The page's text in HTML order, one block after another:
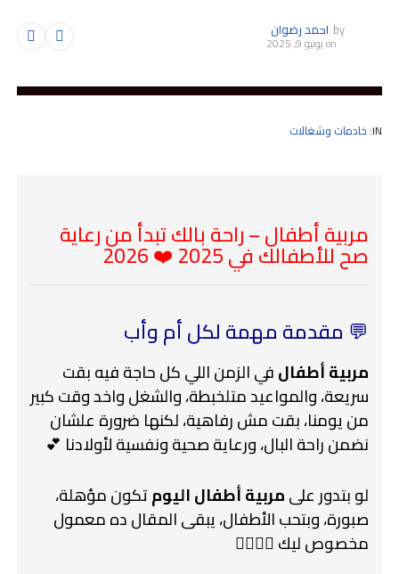
by احمد رضوان
onيونيو 9, 2025
IN: خادمات وشغالات
مربية أطفال – راحة بالك تبدأ من رعاية
صح للأطفالك في 2025 ❤️ 2026
💬 مقدمة مهمة لكل أم وأب
مربية أطفالفي الزمن اللي كل حاجة فيه بقت
سريعة، والمواعيد متلخبطة، والشغل واخد وقت كبير
من يومنا، بقت مش رفاهية، لكنها ضرورة علشان
نضمن راحة البال، ورعاية صحية ونفسية لأولادنا 💕
لو بتدور علىمربية أطفال اليومتكون مؤهلة،
صبورة، وبتحب الأطفال، يبقى المقال ده معمول
مخصوص ليك 🙋‍♀️🙋‍♂️